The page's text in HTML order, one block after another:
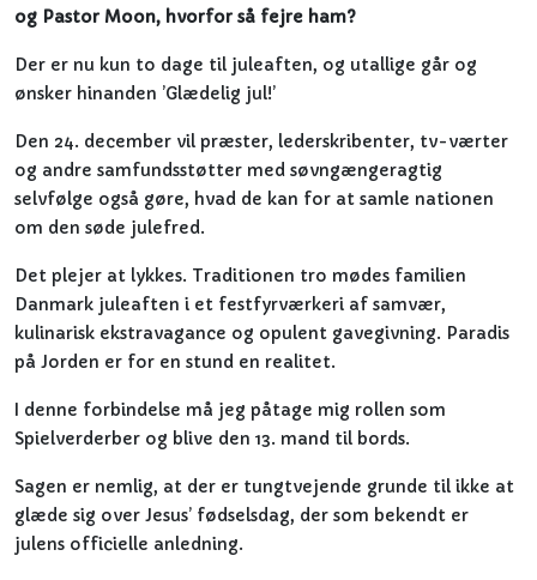
og Pastor Moon, hvorfor så fejre ham?
Der er nu kun to dage til juleaften, og utallige går og
ønsker hinanden ’Glædelig jul!’
Den 24. december vil præster, lederskribenter, tv-værter
og andre samfundsstøtter med søvngængeragtig
selvfølge også gøre, hvad de kan for at samle nationen
om den søde julefred.
Det plejer at lykkes. Traditionen tro mødes familien
Danmark juleaften i et festfyrværkeri af samvær,
kulinarisk ekstravagance og opulent gavegivning. Paradis
på Jorden er for en stund en realitet.
I denne forbindelse må jeg påtage mig rollen som
Spielverderber og blive den 13. mand til bords.
Sagen er nemlig, at der er tungtvejende grunde til ikke at
glæde sig over Jesus’ fødselsdag, der som bekendt er
julens officielle anledning.